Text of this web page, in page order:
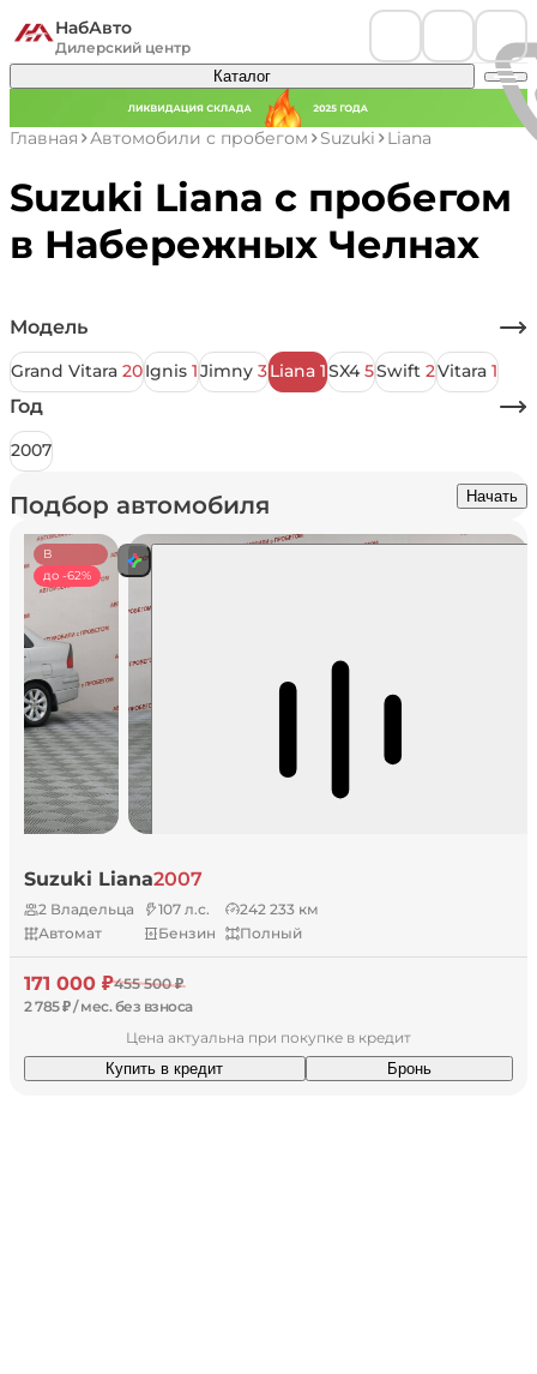
НабАвто
Дилерский центр
Каталог
Главная Автомобили с пробегом Suzuki Liana
Suzuki Liana с пробегом
в Набережных Челнах
Подбор автомобиля Начать
Модель
Grand Vitara 20Ignis 1Jimny 3Liana 1SX45Swift 2Vitara 1
Год
2007
В
наличии
до -62%
Suzuki Liana2007
2 Владельца 107 л.с.
242 233 км
Автомат
Бензин Полный
171 000 ₽455 500 ₽
2 785 ₽ / мес. без взноса
Цена актуальна при покупке в кредит
Купить в кредит
Бронь